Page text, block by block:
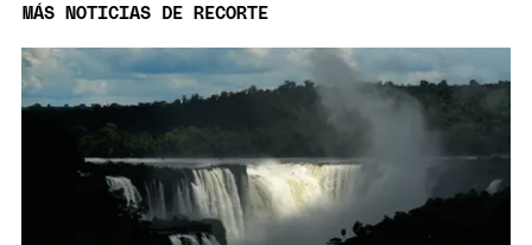
MÁS NOTICIAS DE RECORTE